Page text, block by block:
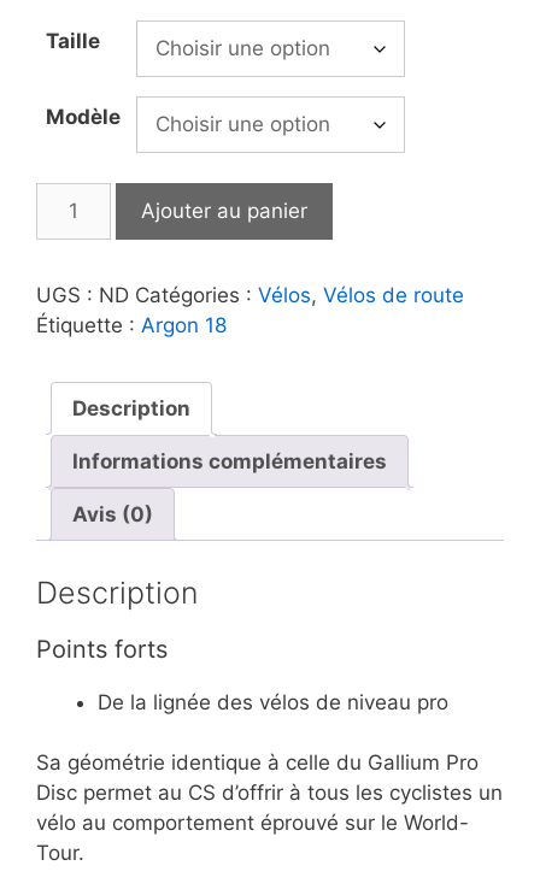
Taille
Modèle
quantité
18
|
CS
Disc
2022
Silver
Surf
Ajouter au panier
UGS : ND Catégories : Vélos, Vélos de route
Étiquette : Argon 18
Description
Informations complémentaires
Avis (0)
Description
Points forts
De la lignée des vélos de niveau pro
Sa géométrie identique à celle du Gallium Pro
Disc permet au CS d’offrir à tous les cyclistes un
vélo au comportement éprouvé sur le World-
Tour.